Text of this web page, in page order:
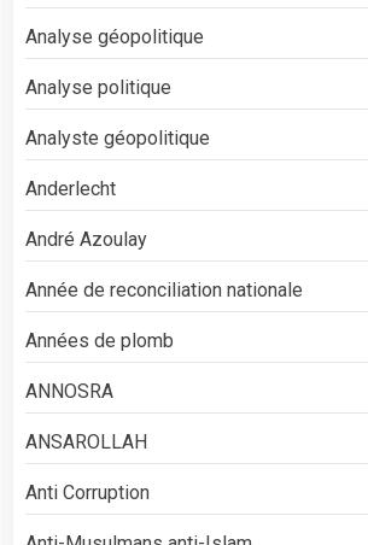
Analyse géopolitique
Analyse politique
Analyste géopolitique
Anderlecht
André Azoulay
Année de reconciliation nationale
Années de plomb
ANNOSRA
ANSAROLLAH
Anti Corruption